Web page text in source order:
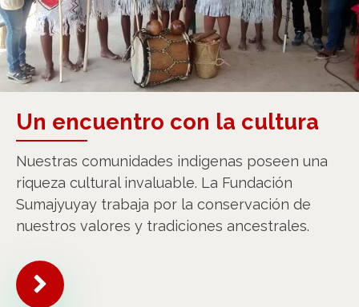
Un encuentro con la cultura
Nuestras comunidades indigenas poseen una
riqueza cultural invaluable. La Fundación
Sumajyuyay trabaja por la conservación de
nuestros valores y tradiciones ancestrales.